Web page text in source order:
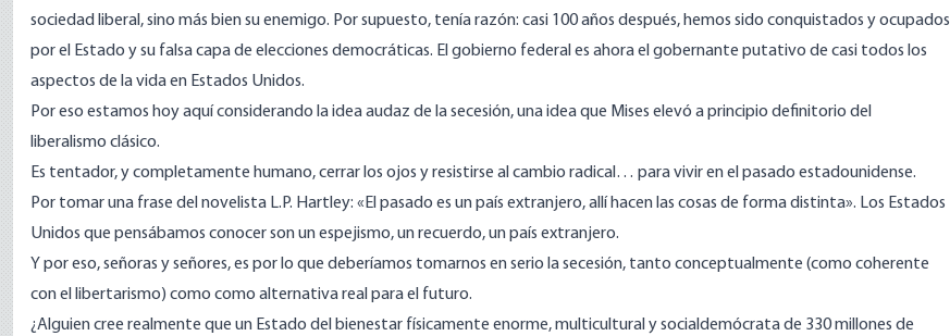
sociedad liberal, sino más bien su enemigo. Por supuesto, tenía razón: casi 100 años después, hemos sido conquistados y ocupados
por el Estado y su falsa capa de elecciones democráticas. El gobierno federal es ahora el gobernante putativo de casi todos los
aspectos de la vida en Estados Unidos.
Por eso estamos hoy aquí considerando la idea audaz de la secesión, una idea que Mises elevó a principio definitorio del
liberalismo clásico.
Es tentador, y completamente humano, cerrar los ojos y resistirse al cambio radical… para vivir en el pasado estadounidense.
Por tomar una frase del novelista L.P. Hartley: «El pasado es un país extranjero, allí hacen las cosas de forma distinta». Los Estados
Unidos que pensábamos conocer son un espejismo, un recuerdo, un país extranjero.
Y por eso, señoras y señores, es por lo que deberíamos tomarnos en serio la secesión, tanto conceptualmente (como coherente
con el libertarismo) como como alternativa real para el futuro.
¿Alguien cree realmente que un Estado del bienestar físicamente enorme, multicultural y socialdemócrata de 330 millones de